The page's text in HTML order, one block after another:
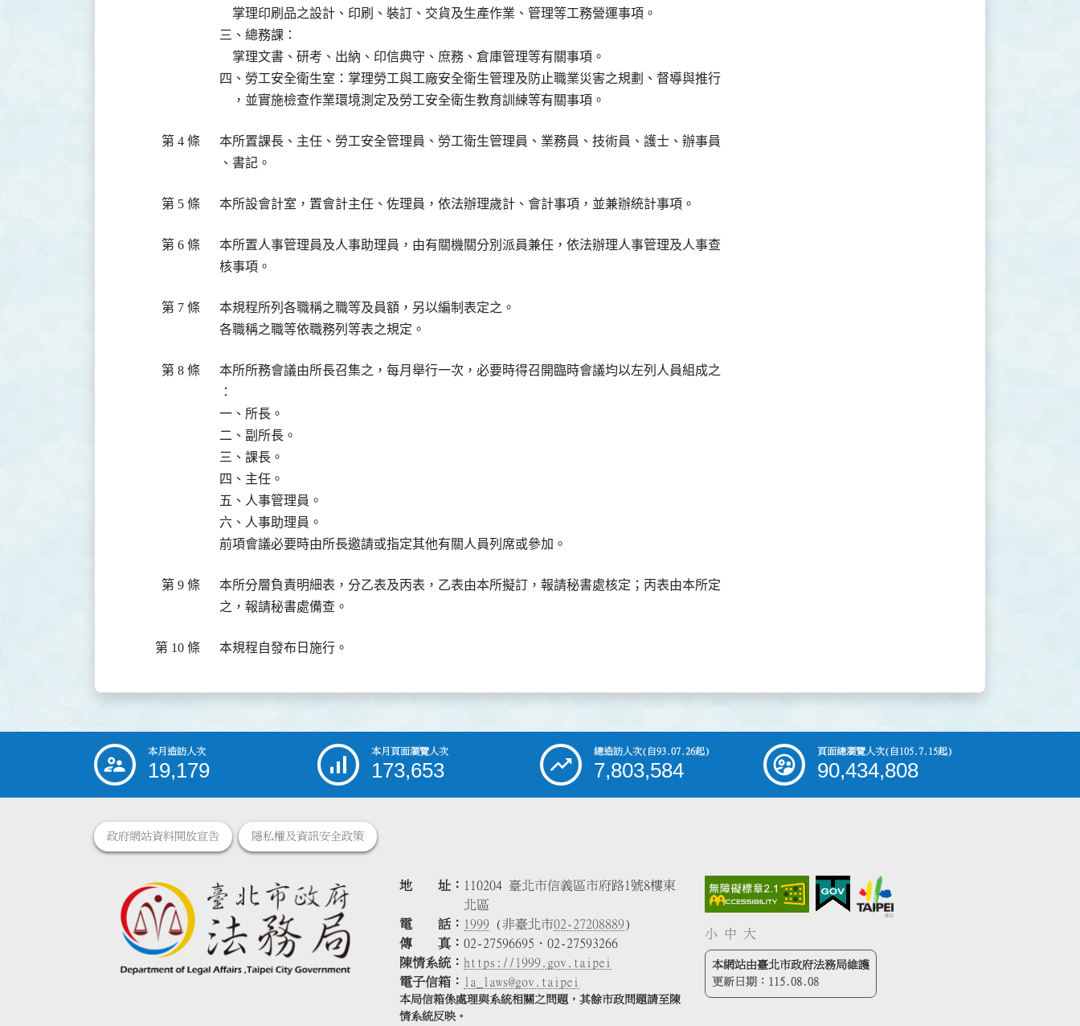
      掌理印刷品之設計、印刷、裝訂、交貨及生產作業、管理等工務營運事項。
  三、總務課：
      掌理文書、研考、出納、印信典守、庶務、倉庫管理等有關事項。
  四、勞工安全衛生室：掌理勞工與工廠安全衛生管理及防止職業災害之規劃、督導與推行
第 4 條
  本所置課長、主任、勞工安全管理員、勞工衛生管理員、業務員、技術員、護士、辦事員
第 5 條
第 6 條
  本所置人事管理員及人事助理員，由有關機關分別派員兼任，依法辦理人事管理及人事查
第 7 條
  本規程所列各職稱之職等及員額，另以編制表定之。
第 8 條
  本所所務會議由所長召集之，每月舉行一次，必要時得召開臨時會議均以左列人員組成之
  ：
  一、所長。
  二、副所長。
  三、課長。
  四、主任。
  五、人事管理員。
  六、人事助理員。
第 9 條
  本所分層負責明細表，分乙表及丙表，乙表由本所擬訂，報請秘書處核定；丙表由本所定
第 10 條
::: 本月造訪人次
19,179
本月頁面瀏覽人次
173,653
總造訪人次(自93.07.26起)
7,803,584
頁面總瀏覽人次(自105.7.15起)
90,434,808
政府網站資料開放宣告 隱私權及資訊安全政策
地 址
110204 臺北市信義區市府路1號8樓東
北區
電 話
1999 (非臺北市02-27208889)
傳 真
02-27596695、02-27593266
陳情系統
https://1999.gov.taipei
電子信箱
la_laws@gov.taipei
本局信箱係處理與系統相關之問題，其餘市政問題請至陳
情系統反映。
小 中 大
本網站由臺北市政府法務局維護
更新日期： 115.08.08